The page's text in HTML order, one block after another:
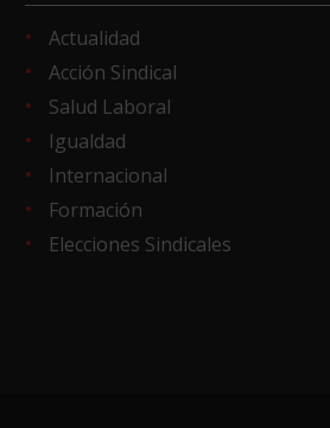
Actualidad
Acción Sindical
Salud Laboral
Igualdad
Internacional
Formación
Elecciones Sindicales